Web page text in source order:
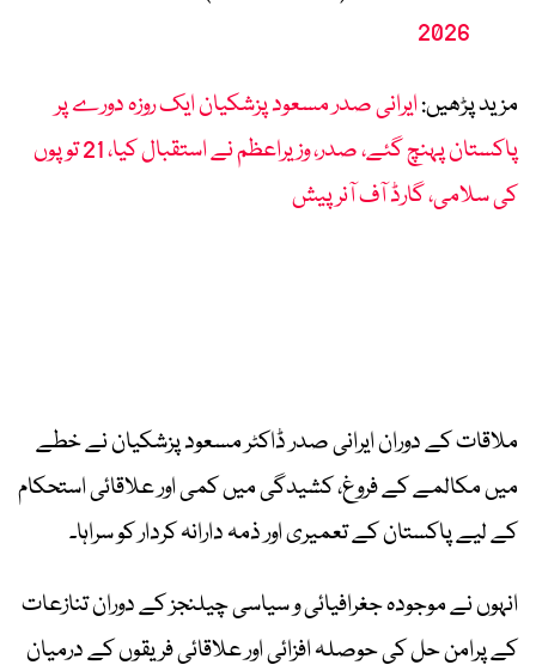
2026
مزید پڑھیں:ایرانی صدر مسعود پزشکیان ایک روزہ دورے پر
پاکستان پہنچ گئے، صدر، وزیراعظم نے استقبال کیا، 21 توپوں
کی سلامی، گارڈ آف آنر پیش
ملاقات کے دوران ایرانی صدر ڈاکٹر مسعود پزشکیان نے خطے
میں مکالمے کے فروغ، کشیدگی میں کمی اور علاقائی استحکام
کے لیے پاکستان کے تعمیری اور ذمہ دارانہ کردار کو سراہا۔
انہوں نے موجودہ جغرافیائی و سیاسی چیلنجز کے دوران تنازعات
کے پرامن حل کی حوصلہ افزائی اور علاقائی فریقوں کے درمیان